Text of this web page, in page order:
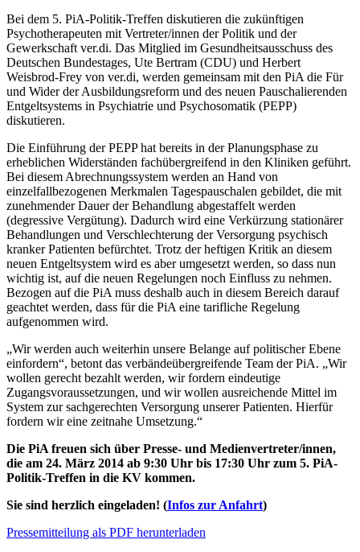
Bei dem 5. PiA-Politik-Treffen diskutieren die zukünftigen
Psychotherapeuten mit Vertreter/innen der Politik und der
Gewerkschaft ver.di. Das Mitglied im Gesundheitsausschuss des
Deutschen Bundestages, Ute Bertram (CDU) und Herbert
Weisbrod-Frey von ver.di, werden gemeinsam mit den PiA die Für
und Wider der Ausbildungsreform und des neuen Pauschalierenden
Entgeltsystems in Psychiatrie und Psychosomatik (PEPP)
diskutieren.
Die Einführung der PEPP hat bereits in der Planungsphase zu
erheblichen Widerständen fachübergreifend in den Kliniken geführt.
Bei diesem Abrechnungssystem werden an Hand von
einzelfallbezogenen Merkmalen Tagespauschalen gebildet, die mit
zunehmender Dauer der Behandlung abgestaffelt werden
(degressive Vergütung). Dadurch wird eine Verkürzung stationärer
Behandlungen und Verschlechterung der Versorgung psychisch
kranker Patienten befürchtet. Trotz der heftigen Kritik an diesem
neuen Entgeltsystem wird es aber umgesetzt werden, so dass nun
wichtig ist, auf die neuen Regelungen noch Einfluss zu nehmen.
Bezogen auf die PiA muss deshalb auch in diesem Bereich darauf
geachtet werden, dass für die PiA eine tarifliche Regelung
aufgenommen wird.
„Wir werden auch weiterhin unsere Belange auf politischer Ebene
einfordern“, betont das verbändeübergreifende Team der PiA. „Wir
wollen gerecht bezahlt werden, wir fordern eindeutige
Zugangsvoraussetzungen, und wir wollen ausreichende Mittel im
System zur sachgerechten Versorgung unserer Patienten. Hierfür
fordern wir eine zeitnahe Umsetzung.“
Die PiA freuen sich über Presse- und Medienvertreter/innen,
die am 24. März 2014 ab 9:30 Uhr bis 17:30 Uhr zum 5. PiA-
Politik-Treffen in die KV kommen.
Sie sind herzlich eingeladen! (Infos zur Anfahrt)
Pressemitteilung als PDF herunterladen